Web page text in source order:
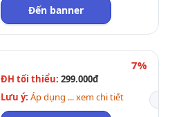
Đến banner
7%
ĐH tối thiểu: 299.000đ
Lưu ý: Áp dụng ... xem chi tiết